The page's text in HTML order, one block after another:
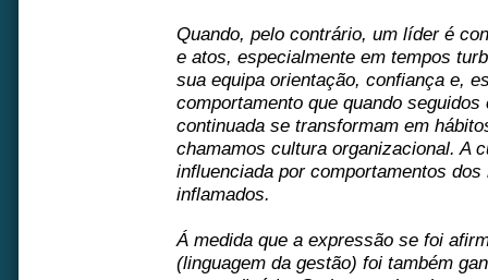
Quando, pelo contrário, um líder é
e atos, especialmente em tempos
sua equipa orientação, confiança e,
comportamento que quando
continuada se transformam em
chamamos cultura organizacional. A
influenciada por comportamentos
inflamados.
Á medida que a expressão se foi
(linguagem da gestão) foi também